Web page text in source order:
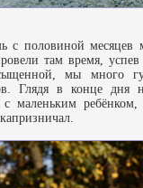
с половиной
там время,
мы много
Глядя в конце дня
маленьким